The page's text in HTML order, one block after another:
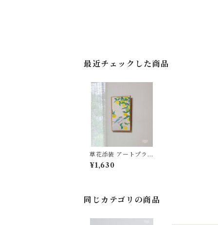
最近チェックした商品
草花添装 アートプラー
ク
¥1,630
同じカテゴリの商品